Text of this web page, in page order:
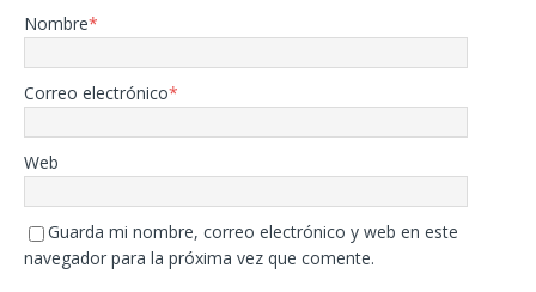
Nombre*
Correo electrónico*
Web
Guarda mi nombre, correo electrónico y web en este
navegador para la próxima vez que comente.